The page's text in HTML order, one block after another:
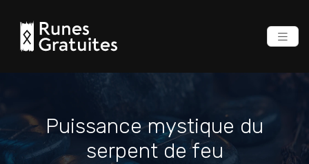
Puissance mystique du
serpent de feu